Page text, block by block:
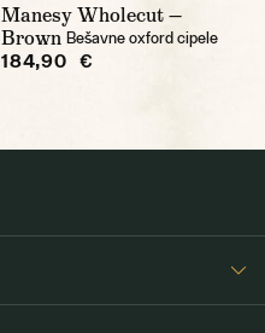
Manesy Wholecut —
Brown Bešavne oxford cipele
184,90 €